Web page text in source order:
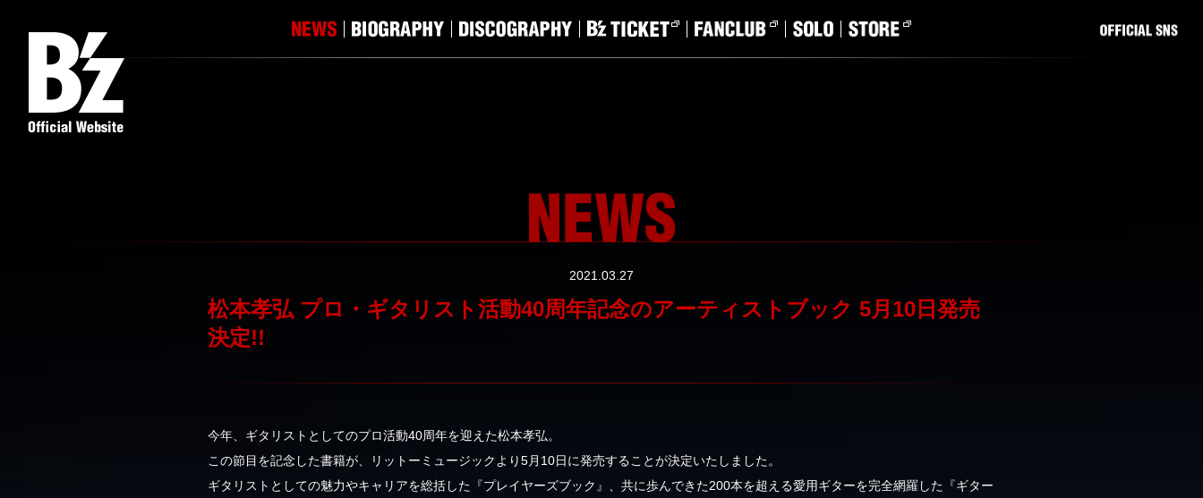
2021.03.27
松本孝弘 プロ・ギタリスト活動40周年記念のアーティストブック 5月10日発売
決定!!
今年、ギタリストとしてのプロ活動40周年を迎えた松本孝弘。
この節目を記念した書籍が、リットーミュージックより5月10日に発売することが決定いたしました。
ギタリストとしての魅力やキャリアを総括した『プレイヤーズブック』、共に歩んできた200本を超える愛用ギターを完全網羅した『ギター